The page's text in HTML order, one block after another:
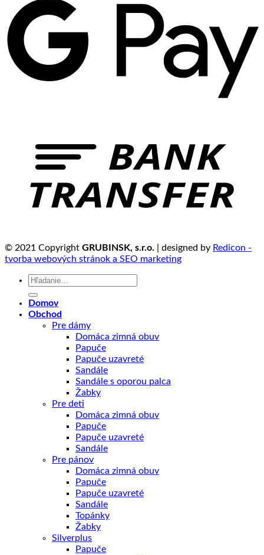
© 2021 Copyright GRUBINSK, s.r.o. | designed by Redicon -
tvorba webových stránok a SEO marketing
Hľadať:
Domov
Obchod
Pre dámy
Domáca zimná obuv
Papuče
Papuče uzavreté
Sandále
Sandále s oporou palca
Žabky
Pre deti
Domáca zimná obuv
Papuče
Papuče uzavreté
Sandále
Pre pánov
Domáca zimná obuv
Papuče
Papuče uzavreté
Sandále
Topánky
Žabky
Silverplus
Papuče